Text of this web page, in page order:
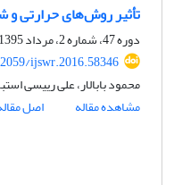
تأثیر روش‌های حرارتی
دوره 47، شماره 2، مرداد 1395، صفحه
ijswr.2016.58346
محمود بابالار، علی رییسی
مشاهده مقاله
اصل